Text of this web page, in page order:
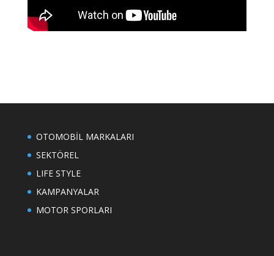
OTOMOBİL MARKALARI
SEKTÖREL
LIFE STYLE
KAMPANYALAR
MOTOR SPORLARI